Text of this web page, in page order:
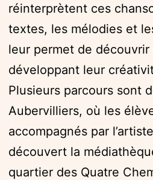
réinterprètent ces
textes, les mélodies et
leur permet de
développant leur
Plusieurs parcours sont
Aubervilliers, où les
accompagnés par
découvert la
quartier des Quatre